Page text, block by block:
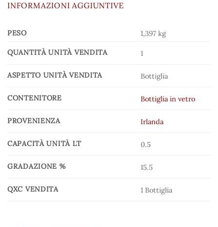
INFORMAZIONI AGGIUNTIVE
PESO 1,397 kg
QUANTITÀ UNITÀ VENDITA 1
ASPETTO UNITÀ VENDITA Bottiglia
CONTENITORE Bottiglia in vetro
PROVENIENZA Irlanda
CAPACITÀ UNITÀ LT 0.5
GRADAZIONE % 15.5
QXC VENDITA 1 Bottiglia